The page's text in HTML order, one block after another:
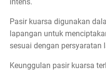
Pasir kuarsa digunakan
lapangan untuk
sesuai dengan persyaratan
Keunggulan pasir kuarsa